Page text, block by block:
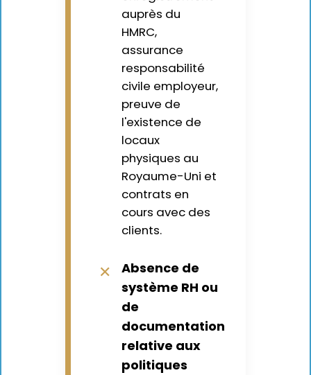
auprès du
HMRC,
assurance
responsabilité
civile employeur,
preuve de
l'existence de
locaux
physiques au
Royaume-Uni et
contrats en
cours avec des
clients.
✕
Absence de
système RH ou
de
documentation
relative aux
politiques